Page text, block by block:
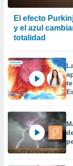
El efecto
y el azul
totalidad